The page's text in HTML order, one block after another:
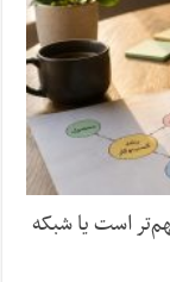
است یا شبکه